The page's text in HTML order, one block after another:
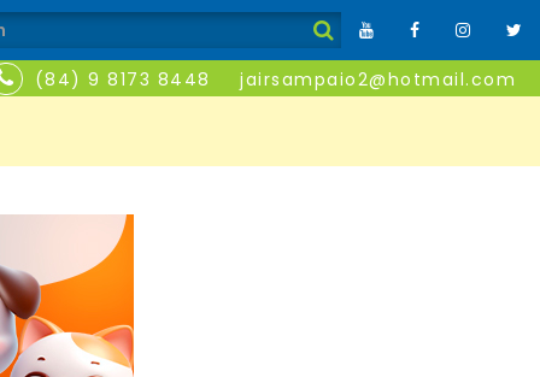
(84) 9 8173 8448 jairsampaio2@hotmail.com